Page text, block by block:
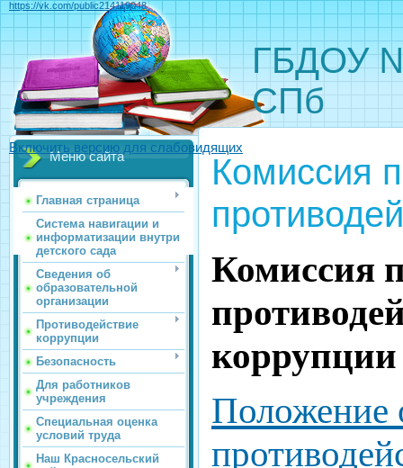
ГБДОУ
СПб
https://vk.com/public214119048
Включить версию для слабовидящих
Меню сайта
Главная страница
Система навигации и
информатизации внутри
детского сада
Сведения об
образовательной
организации
Противодействие
коррупции
Безопасность
Для работников
учреждения
Специальная оценка
условий труда
Наш Красносельский
Комиссия
Комиссия
коррупции
Положение